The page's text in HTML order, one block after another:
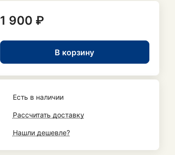
1 900 ₽
В корзину
Есть в наличии
Рассчитать доставку
Нашли дешевле?